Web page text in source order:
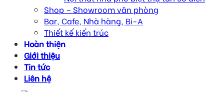
Shop – Showroom văn phòng
Bar, Cafe, Nhà hàng, Bi-A
Thiết kế kiến trúc
Hoàn thiện
Giới thiệu
Tin tức
Liên hệ